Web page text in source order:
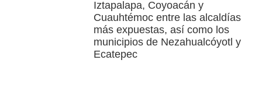
Iztapalapa, Coyoacán y
Cuauhtémoc entre las alcaldías
más expuestas, así como los
municipios de Nezahualcóyotl y
Ecatepec